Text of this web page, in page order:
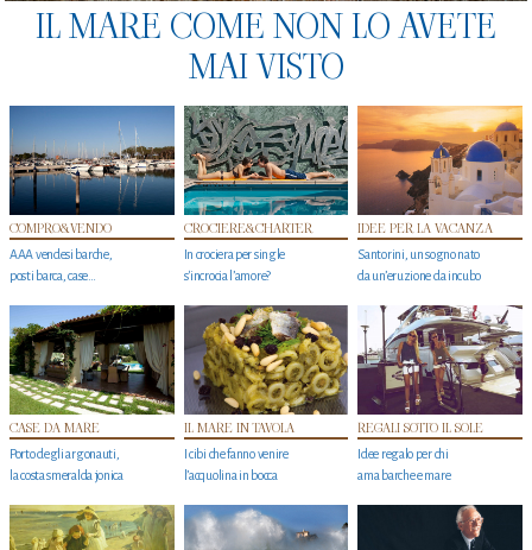
IL MARE COME NON LO AVETE
MAI VISTO
COMPRO&VENDO
AAA vendesi barche,
posti barca, case…
CROCIERE&CHARTER
In crociera per single
s'incrocia l’amore?
IDEE PER LA VACANZA
Santorini, un sogno nato
da un’eruzione da incubo
CASE DA MARE
Porto degli argonauti,
la costa smeralda jonica
IL MARE IN TAVOLA
I cibi che fanno venire
l’acquolina in bocca
REGALI SOTTO IL SOLE
Idee regalo per chi
ama barche e mare